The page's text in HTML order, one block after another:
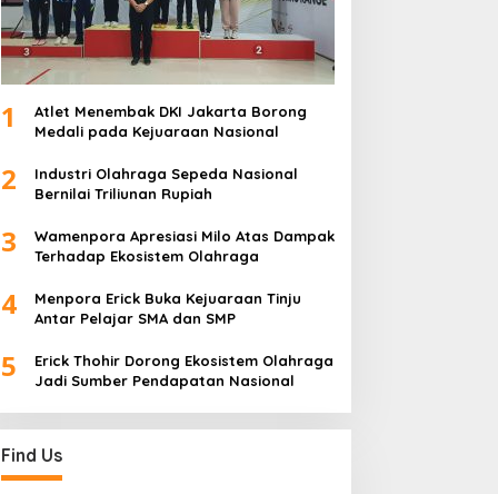
1
Atlet Menembak DKI Jakarta Borong
Medali pada Kejuaraan Nasional
2
Industri Olahraga Sepeda Nasional
Bernilai Triliunan Rupiah
3
Wamenpora Apresiasi Milo Atas Dampak
Terhadap Ekosistem Olahraga
4
Menpora Erick Buka Kejuaraan Tinju
Antar Pelajar SMA dan SMP
5
Erick Thohir Dorong Ekosistem Olahraga
Jadi Sumber Pendapatan Nasional
Find Us